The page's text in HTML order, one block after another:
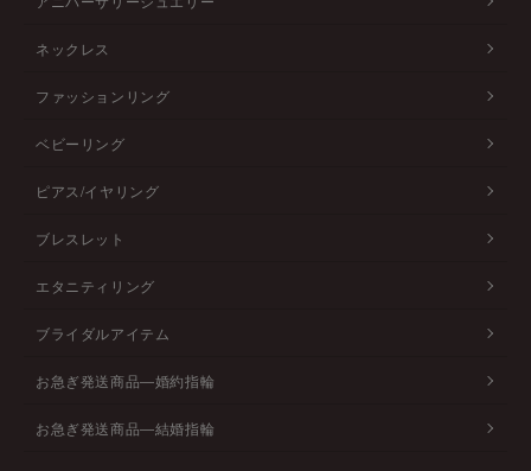
ネックレス
ファッションリング
ベビーリング
ピアス/イヤリング
ブレスレット
エタニティリング
ブライダルアイテム
お急ぎ発送商品―婚約指輪
お急ぎ発送商品―結婚指輪